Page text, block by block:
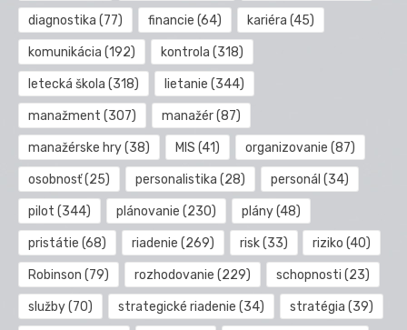
diagnostika (77) financie (64) kariéra (45)
komunikácia (192) kontrola (318)
letecká škola (318) lietanie (344)
manažment (307) manažér(87)
manažérske hry(38) MIS (41) organizovanie (87)
osobnosť(25) personalistika (28) personál (34)
pilot (344) plánovanie (230) plány(48)
pristátie (68) riadenie (269) risk(33) riziko (40)
Robinson (79) rozhodovanie (229) schopnosti (23)
služby(70) strategické riadenie (34) stratégia (39)